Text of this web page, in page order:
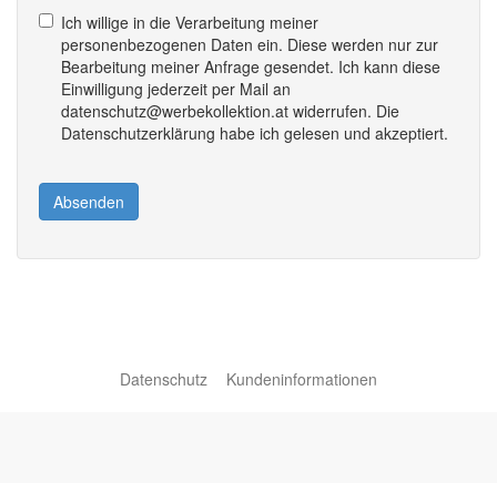
Ich willige in die Verarbeitung meiner
personenbezogenen Daten ein. Diese werden nur zur
Bearbeitung meiner Anfrage gesendet. Ich kann diese
Einwilligung jederzeit per Mail an
datenschutz@werbekollektion.at widerrufen. Die
Datenschutzerklärung habe ich gelesen und akzeptiert.
Absenden
Datenschutz Kundeninformationen